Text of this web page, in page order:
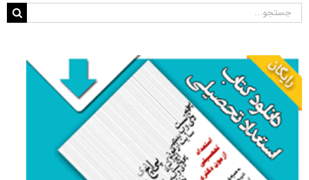
جستجو